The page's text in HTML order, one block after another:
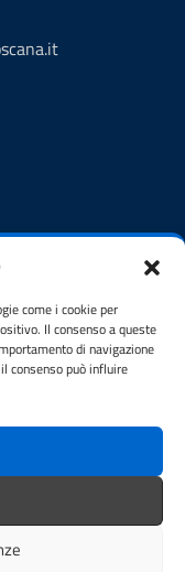
come i cookie per
Il consenso a queste
di navigazione
consenso può influire
YouTube